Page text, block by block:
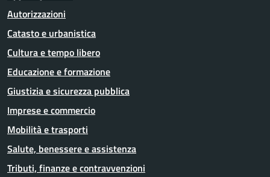
Autorizzazioni
Catasto e urbanistica
Cultura e tempo libero
Educazione e formazione
Giustizia e sicurezza pubblica
Imprese e commercio
Mobilità e trasporti
Salute, benessere e assistenza
Tributi, finanze e contravvenzioni